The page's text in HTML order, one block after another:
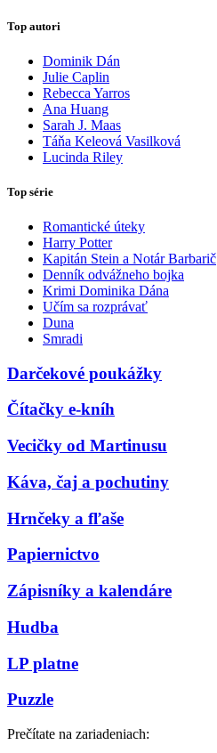
Top autori
Dominik Dán
Julie Caplin
Rebecca Yarros
Ana Huang
Sarah J. Maas
Táňa Keleová Vasilková
Lucinda Riley
Top série
Romantické úteky
Harry Potter
Kapitán Stein a Notár Barbarič
Denník odvážneho bojka
Krimi Dominika Dána
Učím sa rozprávať
Duna
Smradi
Darčekové poukážky
Čítačky e-kníh
Vecičky od Martinusu
Káva, čaj a pochutiny
Hrnčeky a fľaše
Papiernictvo
Zápisníky a kalendáre
Hudba
LP platne
Puzzle
Prečítate na zariadeniach: